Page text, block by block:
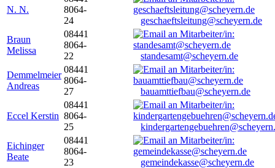
N. N.
8064-
24
geschaeftsleitung@scheyern.de
Braun
Melissa
08441
8064-
22
standesamt@scheyern.de
Demmelmeier
Andreas
08441
8064-
27
bauamttiefbau@scheyern.de
Eccel Kerstin
08441
8064-
25
Eichinger
Beate
08441
8064-
23
gemeindekasse@scheyern.de